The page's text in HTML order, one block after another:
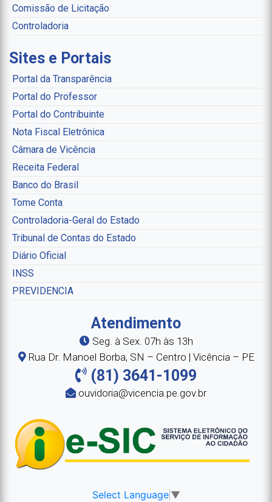
Comissão de Licitação
Controladoria
Sites e Portais
Portal da Transparência
Portal do Professor
Portal do Contribuinte
Nota Fiscal Eletrônica
Câmara de Vicência
Receita Federal
Banco do Brasil
Tome Conta
Controladoria-Geral do Estado
Tribunal de Contas do Estado
Diário Oficial
INSS
PREVIDENCIA
Atendimento
Seg. à Sex. 07h às 13h
Rua Dr. Manoel Borba, SN – Centro | Vicência – PE
(81) 3641-1099
ouvidoria@vicencia.pe.gov.br
Select Language ▼